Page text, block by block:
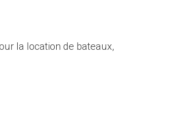
la location de bateaux,